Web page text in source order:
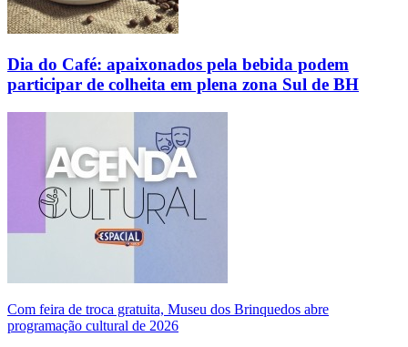
Dia do Café: apaixonados pela bebida podem
participar de colheita em plena zona Sul de BH
Com feira de troca gratuita, Museu dos Brinquedos abre
programação cultural de 2026